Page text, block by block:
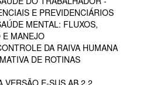
E PREVIDENCIÁRIOS
MENTAL: FLUXOS,
E MANEJO
DA RAIVA HUMANA
DE ROTINAS
VERSÃO E-SUS AB 2.2